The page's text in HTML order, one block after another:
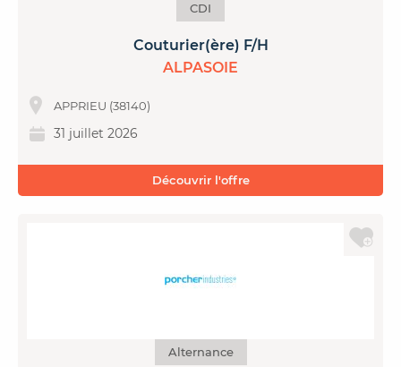
CDI
Couturier(ère) F/H
ALPASOIE
APPRIEU (38140)
31 juillet 2026
Découvrir l'offre
Alternance